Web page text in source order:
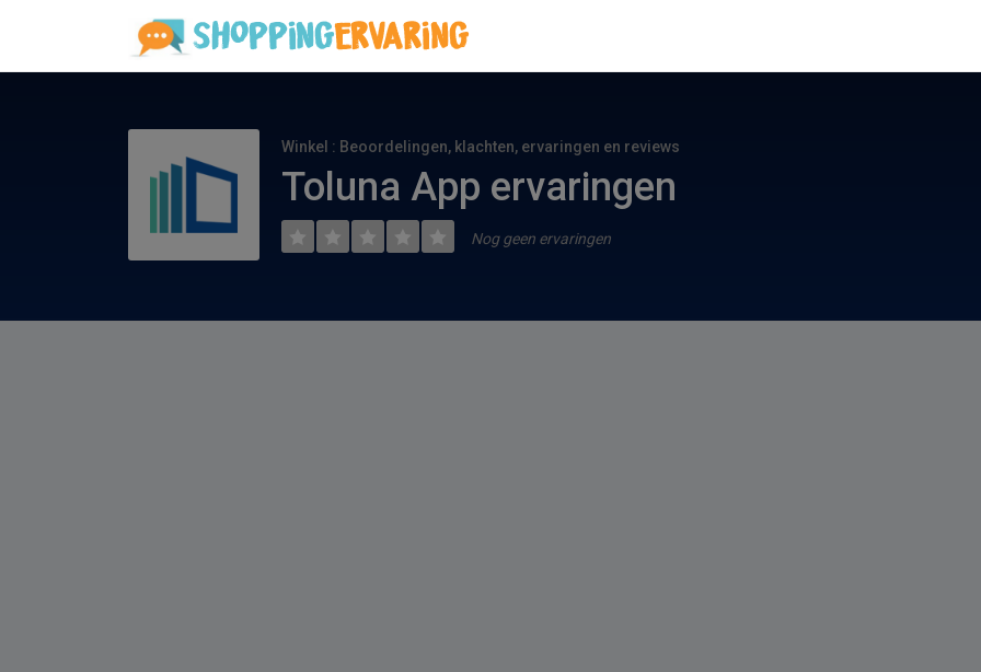
Winkel : Beoordelingen, klachten, ervaringen en reviews
Toluna App ervaringen
Nog geen ervaringen